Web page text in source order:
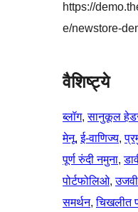
https://
e/newstore-
वैशिष्ट्ये
ब्लॉग, सानुकूल
मेनू, ई-वाणिज्य,
पूर्ण रुंदी नमुना,
पोर्टफोलिओ,
समर्थन, चिखलीत